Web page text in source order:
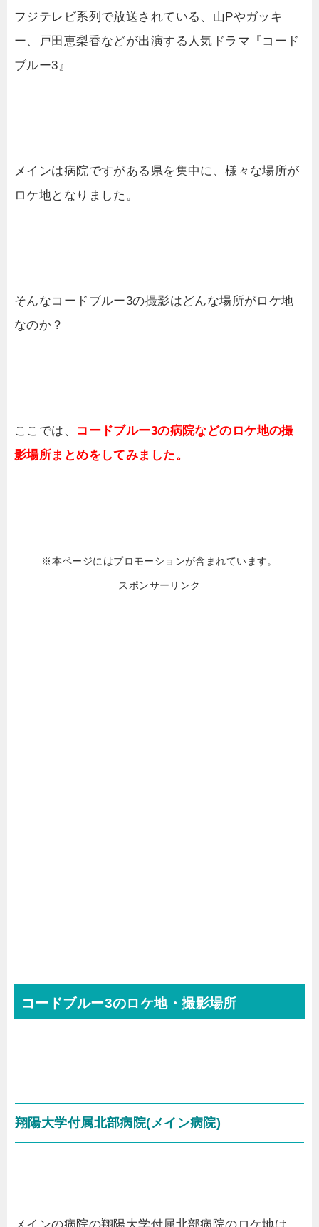
フジテレビ系列で放送されている、山Pやガッキ
ー、戸田恵梨香などが出演する人気ドラマ『コード
ブルー3』
メインは病院ですがある県を集中に、様々な場所が
ロケ地となりました。
そんなコードブルー3の撮影はどんな場所がロケ地
なのか？
ここでは、 コードブルー3の病院などのロケ地の撮
影場所まとめをしてみました。
※本ページにはプロモーションが含まれています。
スポンサーリンク
コードブルー3のロケ地・撮影場所
翔陽大学付属北部病院(メイン病院)